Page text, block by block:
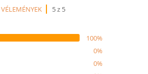
5 z 5
100%
0%
0%